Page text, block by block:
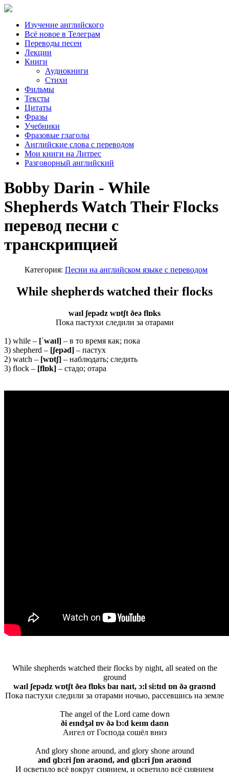
Изучение английского
Всё новое в Телеграм
Переводы песен
Лекции
Книги
Аудиокниги
Стихи
Фильмы
Тексты
Цитаты
Фразы
Учебники
Фразовые глаголы
Английские слова с переводом
Мои книги на Литрес
Разговорный английский
Bobby Darin - While
Shepherds Watch Their Flocks
перевод песни с
транскрипцией
Категория: Песни на английском языке с переводом
While shepherds watched their flocks
waɪl ʃepədz wɒtʃt ðeə flɒks
Пока пастухи следили за отарами
1) while – [ˈwaɪl] – в то время как; пока
3) shepherd – [ʃepəd] – пастух
2) watch – [wɒtʃ] – наблюдать; следить
3) flock – [flɒk] – стадо; отара
While shepherds watched their flocks by night, all seated on the
ground
waɪl ʃepədz wɒtʃt ðeə flɒks baɪ naɪt, ɔ:l si:tɪd ɒn ðə ɡraʊnd
Пока пастухи следили за отарами ночью, рассевшись на земле
The angel of the Lord came down
ði eɪndʒəl ɒv ðə lɔ:d keɪm daʊn
Ангел от Господа сошёл вниз
And glory shone around, and glory shone around
ənd ɡlɔ:ri ʃɒn əraʊnd, ənd ɡlɔ:ri ʃɒn əraʊnd
И осветило всё вокруг сиянием, и осветило всё сиянием